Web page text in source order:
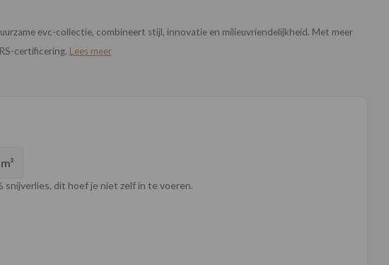
evc-collectie, combineert stijl, innovatie en milieuvriendelijkheid. Met meer
certificering. Lees meer
m²
snijverlies, dit hoef je niet zelf in te voeren.